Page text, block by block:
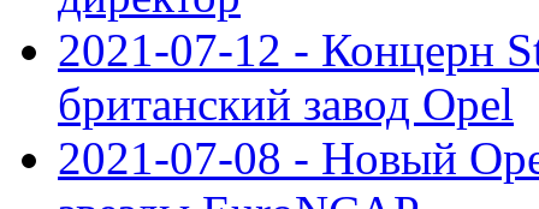
2021-07-12 - Концерн
британский завод Opel
2021-07-08 - Новый